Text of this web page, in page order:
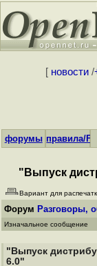
[ новости/
форумы правила/
"Выпуск
Вариант для
Форум Разговоры,
Изначальное сообщение
"Выпуск
6.0"